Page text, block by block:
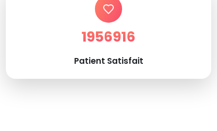
1956916
Patient Satisfait